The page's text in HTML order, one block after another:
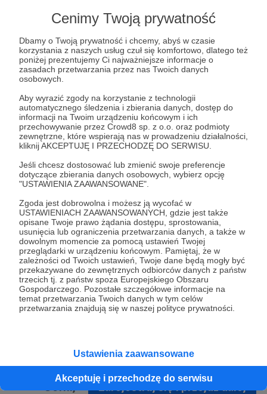
Cenimy Twoją prywatność
Dbamy o Twoją prywatność i chcemy, abyś w czasie
korzystania z naszych usług czuł się komfortowo, dlatego też
poniżej prezentujemy Ci najważniejsze informacje o
zasadach przetwarzania przez nas Twoich danych
osobowych.
Aby wyrazić zgody na korzystanie z technologii
automatycznego śledzenia i zbierania danych, dostęp do
informacji na Twoim urządzeniu końcowym i ich
przechowywanie przez Crowd8 sp. z o.o. oraz podmioty
zewnętrzne, które wspierają nas w prowadzeniu działalności,
kliknij AKCEPTUJĘ I PRZECHODZĘ DO SERWISU.
Jeśli chcesz dostosować lub zmienić swoje preferencje
dotyczące zbierania danych osobowych, wybierz opcję
"USTAWIENIA ZAAWANSOWANE".
Zgoda jest dobrowolna i możesz ją wycofać w
USTAWIENIACH ZAAWANSOWANYCH, gdzie jest także
opisane Twoje prawo żądania dostępu, sprostowania,
usunięcia lub ograniczenia przetwarzania danych, a także w
dowolnym momencie za pomocą ustawień Twojej
przeglądarki w urządzeniu końcowym. Pamiętaj, że w
zależności od Twoich ustawień, Twoje dane będą mogły być
przekazywane do zewnętrznych odbiorców danych z państw
trzecich tj. z państw spoza Europejskiego Obszaru
Gospodarczego. Pozostałe szczegółowe informacje na
temat przetwarzania Twoich danych w tym celów
przetwarzania znajdują się w naszej polityce prywatności.
Ustawienia zaawansowane
Akceptuję i przechodzę do serwisu
wyrażenia sprzeciwu wobec przetwarzania Twoich danych
osobowych. Rejestracja dla osób niepełnoletnich możliwa
jest po przekazaniu podpisanego formularza "Zgodna na
założenie konta przez osobę niepełnoletnią", formularz
dostępny jest na stronie regulaminu Patronite.pl.
* Zapoznałem się i akceptujęRegulaminserwisu oraz
* Wyrażam zgodę na przetwarzanie moich danych
osobowych podanych w formularzu rejestracyjnym w celu
prawidłowego świadczenia usług serwisu Patronite.
Wyrażam zgodę na otrzymywanie drogą elektroniczną
informacji handlowych - newslettera. Opcja ta może zostać
zmieniona w ustawieniach konta.
Zarejestruj się i przejdź dalej